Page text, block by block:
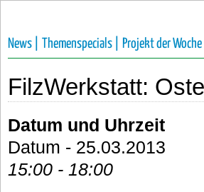
News | Themenspecials | Projekt der Woche |
FilzWerkstatt:
Datum und Uhrzeit
Datum - 25.03.2013
15:00 - 18:00